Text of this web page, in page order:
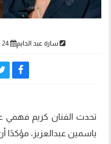
سارة عبد الدايم 24 مايو 2026 | 01:19 صباحاً
تحدث الفنان كريم فهمي
ياسمين عبدالعزيز،